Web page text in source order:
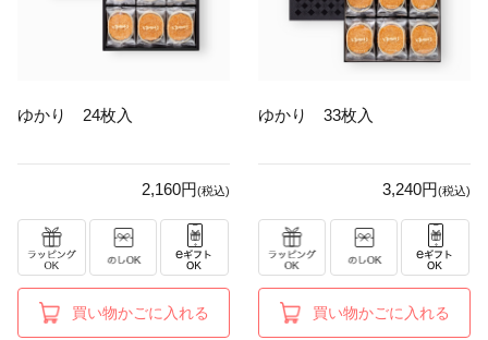
ゆかり 24枚入
2,160円(税込)
買い物かごに入れる
ゆかり 33枚入
3,240円(税込)
買い物かごに入れる